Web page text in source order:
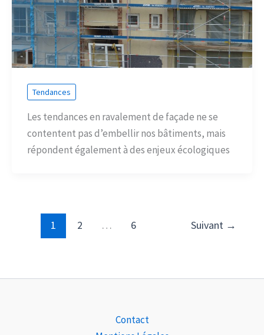
Tendances
Les tendances en ravalement de façade ne se
contentent pas d’embellir nos bâtiments, mais
répondent également à des enjeux écologiques
1 2 … 6 Suivant →
Contact